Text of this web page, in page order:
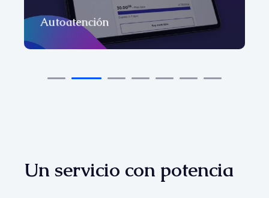
Autoatención
Un servicio con potencia